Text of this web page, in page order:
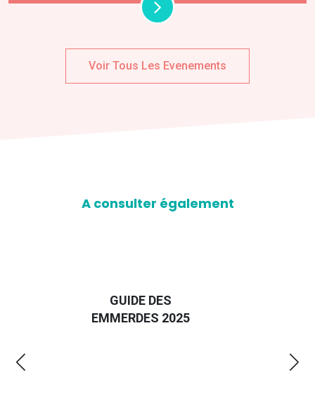
Voir Tous Les Evenements
A consulter également
GUIDE DES
EMMERDES 2025